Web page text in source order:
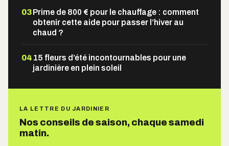
03Prime de 800 € pour le chauffage : comment
obtenir cette aide pour passer l’hiver au
chaud ?
04 15 fleurs d’été incontournables pour une
jardinière en plein soleil
LA LETTRE DU JARDINIER
Nos conseils de saison, chaque samedi
matin.